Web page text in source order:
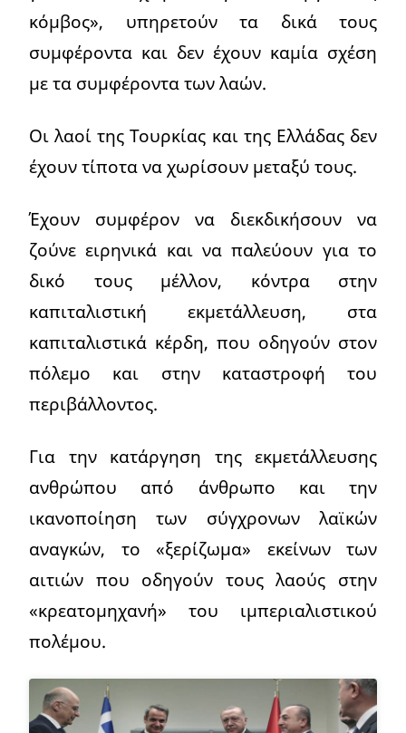
κόμβος», υπηρετούν τα δικά τους
συμφέροντα και δεν έχουν καμία σχέση
με τα συμφέροντα των λαών.
Οι λαοί της Τουρκίας και της Ελλάδας δεν
έχουν τίποτα να χωρίσουν μεταξύ τους.
Έχουν συμφέρον να διεκδικήσουν να
ζούνε ειρηνικά και να παλεύουν για το
δικό τους μέλλον, κόντρα στην
καπιταλιστική εκμετάλλευση, στα
καπιταλιστικά κέρδη, που οδηγούν στον
πόλεμο και στην καταστροφή του
περιβάλλοντος.
Για την κατάργηση της εκμετάλλευσης
ανθρώπου από άνθρωπο και την
ικανοποίηση των σύγχρονων λαϊκών
αναγκών, το «ξερίζωμα» εκείνων των
αιτιών που οδηγούν τους λαούς στην
«κρεατομηχανή» του ιμπεριαλιστικού
πολέμου.